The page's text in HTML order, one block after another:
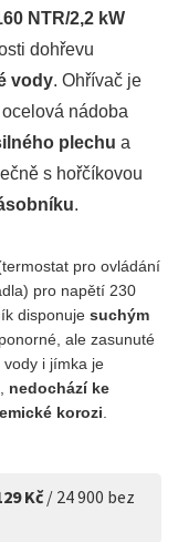
NTR/2,2 kW
dohřevu
vody. Ohřívač je
nádoba
plechu a
s hořčíkovou
.
pro ovládání
pro napětí 230
disponuje suchým
ale zasunuté
i jímka je
nedochází ke
korozi
Kč/ 24 900 bez